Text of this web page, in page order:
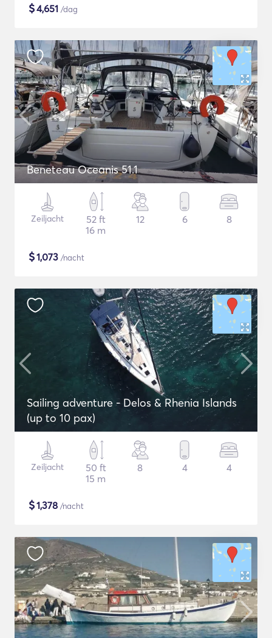
$4,651 /dag
Beneteau Oceanis 51.1
Zeiljacht
52 ft
16 m
12 6 8
$1,073 /nacht
Sailing adventure - Delos & Rhenia Islands
(up to 10 pax)
Zeiljacht
50 ft
15 m
8 4 4
$1,378 /nacht